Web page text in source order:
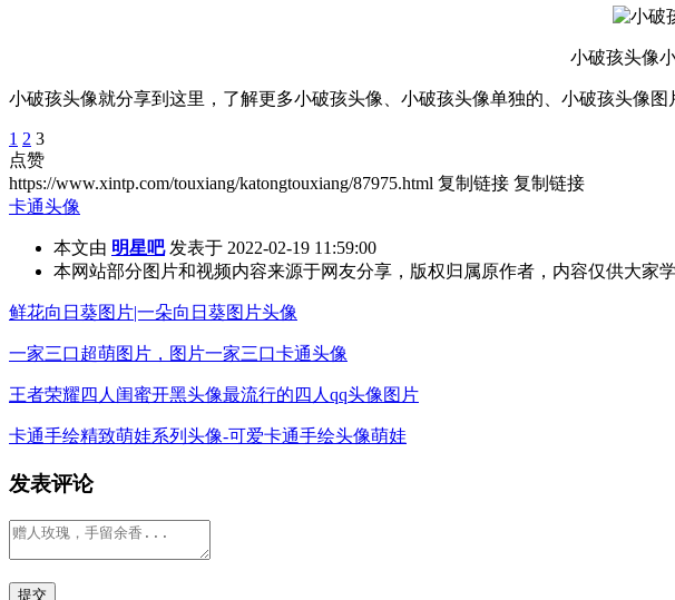
小破孩头像
小破孩头像就分享到这里，了解更多小破孩头像、小破孩头像单独的、小破孩头像图
1 2 3
点赞
https://www.xintp.com/touxiang/katongtouxiang/87975.html 复制链接 复制链接
卡通头像
本文由 明星吧发表于 2022-02-19 11:59:00
本网站部分图片和视频内容来源于网友分享，版权归属原作者，内容仅供大家
鲜花向日葵图片|一朵向日葵图片头像
一家三口超萌图片，图片一家三口卡通头像
王者荣耀四人闺蜜开黑头像最流行的四人qq头像图片
卡通手绘精致萌娃系列头像-可爱卡通手绘头像萌娃
发表评论